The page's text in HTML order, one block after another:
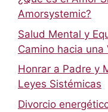
Amorsystemic?
Salud Mental y
Camino hacia una
Honrar a Padre y
Leyes Sistémicas
Divorcio